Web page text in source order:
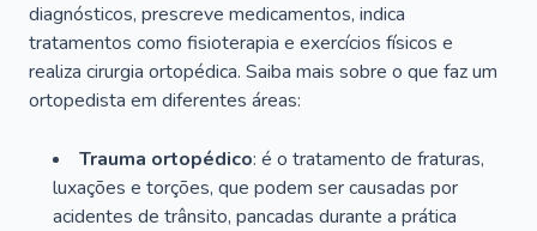
diagnósticos, prescreve medicamentos, indica
tratamentos como fisioterapia e exercícios físicos e
realiza cirurgia ortopédica. Saiba mais sobre o que faz um
ortopedista em diferentes áreas:
Trauma ortopédico: é o tratamento de fraturas,
luxações e torções, que podem ser causadas por
acidentes de trânsito, pancadas durante a prática